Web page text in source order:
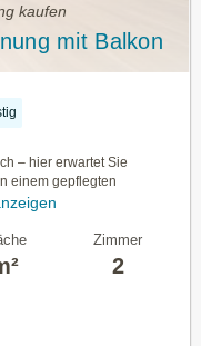
kaufen
mit Balkon
– hier erwartet Sie
einem gepflegten
Zimmer
2